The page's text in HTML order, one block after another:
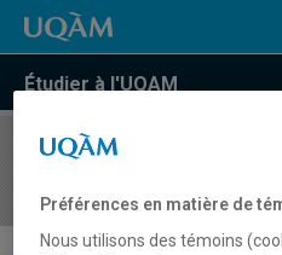
Étudier à l'UQAM
COURS//
Préférences en matière de
Nous utilisons des témoins